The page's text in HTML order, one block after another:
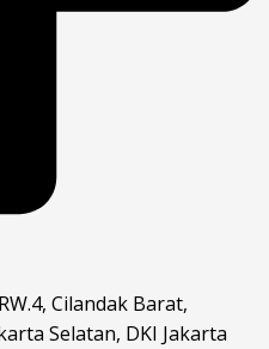
Cilandak Barat,
Selatan, DKI Jakarta